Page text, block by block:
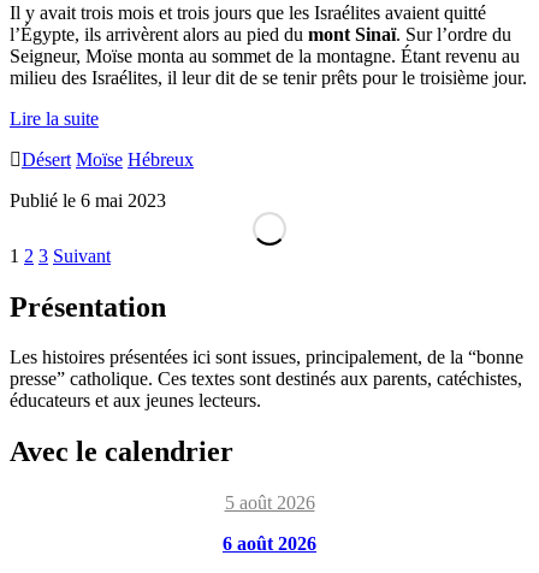
Il y avait trois mois et trois jours que les Israé­lites avaient quit­té
l’Égypte, ils arri­vèrent alors au pied du mont Sinaï. Sur l’ordre du
Sei­gneur, Moïse mon­ta au som­met de la mon­tagne. Étant reve­nu au
milieu des Israé­lites, il leur dit de se tenir prêts pour le troi­sième jour.
Lire la suite27.
miracles
le
Moïse
la
tagne
sainte
Désert Moïse Hébreux
Publié le 6 mai 2023
Pagination
des
publications
1 2 3 Suivant
Barre
principale
Présentation
Les histoires présentées ici sont issues, principalement, de la “bonne
presse” catholique. Ces textes sont destinés aux parents, catéchistes,
éducateurs et aux jeunes lecteurs.
Avec le calendrier
5 août 2026
6 août 2026